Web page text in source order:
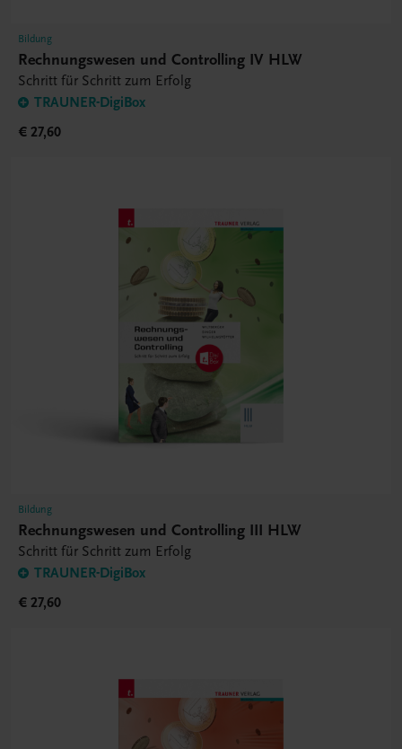
Bildung
Rechnungswesen und Controlling IV HLW
Schritt für Schritt zum Erfolg
TRAUNER-DigiBox
€ 27,60
Bildung
Rechnungswesen und Controlling III HLW
Schritt für Schritt zum Erfolg
TRAUNER-DigiBox
€ 27,60